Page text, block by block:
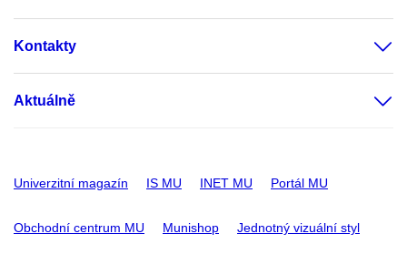
Kontakty
Aktuálně
Univerzitní magazín IS MU INET MU Portál MU
Obchodní centrum MU Munishop Jednotný vizuální styl